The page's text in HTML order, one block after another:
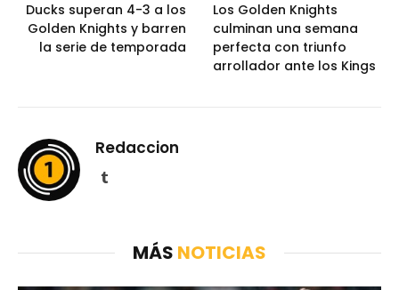
Ducks superan 4-3 a los
Golden Knights y barren
la serie de temporada
Los Golden Knights
culminan una semana
perfecta con triunfo
arrollador ante los Kings
Redaccion
Tumblr
MÁS NOTICIAS